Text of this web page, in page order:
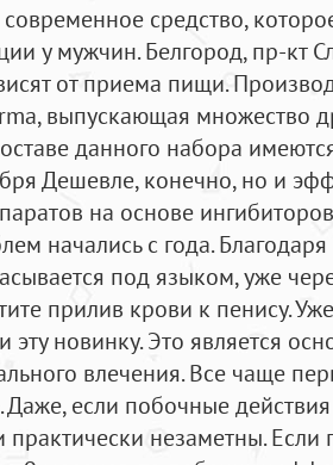
средство,
у мужчин. Белгород, пр-кт
от приема пищи.
выпускающая множество
данного набора
Дешевле, конечно, но и
на основе
начались с года.
под языком, уже
прилив крови к пенису.
эту новинку. Это является
влечения. Все чаще
Даже, если побочные
практически незаметны. Если